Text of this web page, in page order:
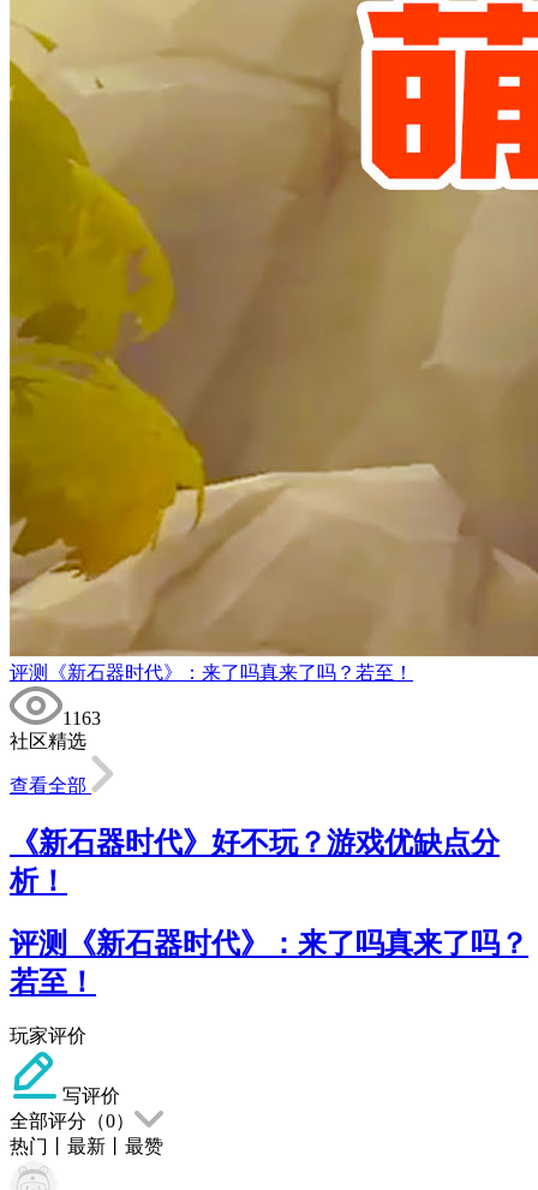
评测《新石器时代》：来了吗真来了吗？若至！
1163
社区精选
查看全部
《新石器时代》好不玩？游戏优缺点分
析！
评测《新石器时代》：来了吗真来了吗？
若至！
玩家评价
写评价
全部评分（0）
热门
最新 最赞